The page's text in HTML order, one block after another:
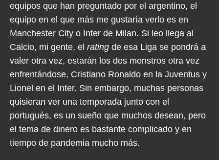
equipos que han preguntado por el argentino, el
equipo en el que más me gustaría verlo es en
Manchester City o Inter de Milan. Si leo llega al
Calcio, mi gente, el rating de esa Liga se pondrá a
valer otra vez, estarán los dos monstros otra vez
enfrentándose, Cristiano Ronaldo en la Juventus y
Lionel en el Inter. Sin embargo, muchas personas
quisieran ver una temporada junto con el
portugués, es un sueño que muchos desean, pero
el tema de dinero es bastante complicado y en
tiempo de pandemia mucho más.